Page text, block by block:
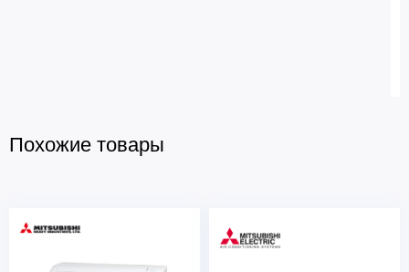
Похожие товары